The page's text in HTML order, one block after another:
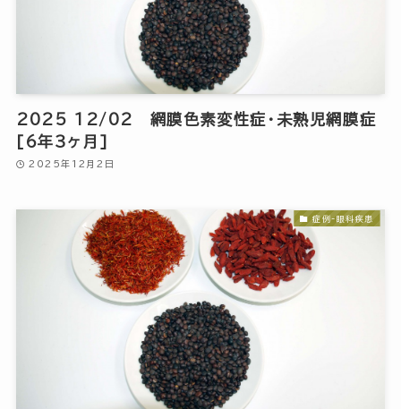
2025 12/02 網膜色素変性症・未熟児網膜症
[6年3ヶ月]
2025年12月2日
症例-眼科疾患